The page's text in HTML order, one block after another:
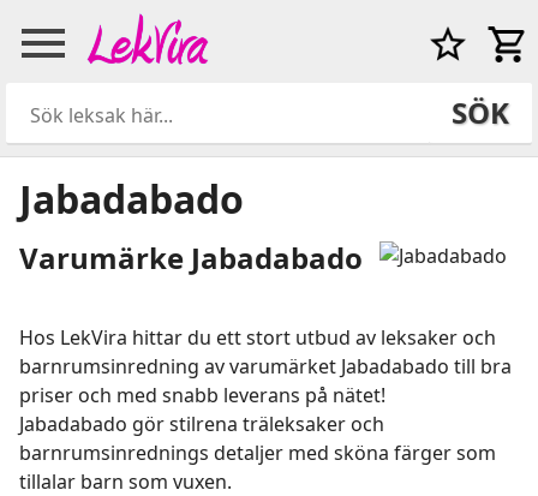
SÖK
Jabadabado
Varumärke Jabadabado
Hos LekVira hittar du ett stort utbud av leksaker och
barnrumsinredning av varumärket Jabadabado till bra
priser och med snabb leverans på nätet!
Jabadabado gör stilrena träleksaker och
barnrumsinrednings detaljer med sköna färger som
tillalar barn som vuxen.